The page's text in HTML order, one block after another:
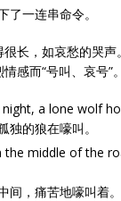
了一连串命令。
长，如哀愁的哭声
感而“号叫、哀号”。
a lone wolf
独的狼在嚎叫。
the middle of the
间，痛苦地嚎叫着。